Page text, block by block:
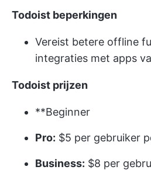
Todoist beperkingen
Vereist betere offline
integraties met apps
Todoist prijzen
**Beginner
Pro: $5 per gebruiker
Business: $8 per